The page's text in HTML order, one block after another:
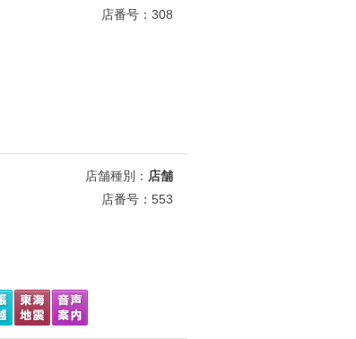
店番号：308
店舗種別： 店舗
店番号：553